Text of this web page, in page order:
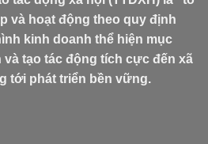
và hoạt động theo quy định
kinh doanh thể hiện mục
và tạo tác động tích cực đến xã
tới phát triển bền vững.